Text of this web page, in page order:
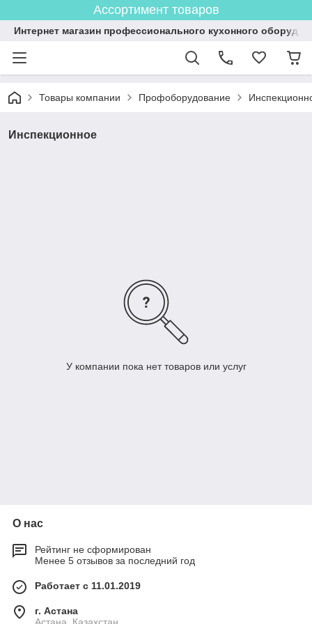
Ассортимент товаров
Интернет магазин профессионального кухонного
Товары компании Профоборудование
Инспекционное
У компании пока нет товаров или услуг
О нас
Рейтинг не сформирован
Менее 5 отзывов за последний год
Работает с 11.01.2019
г. Астана